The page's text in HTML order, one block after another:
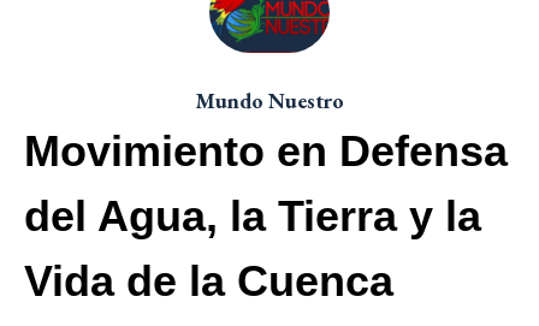
Mundo Nuestro
Movimiento en Defensa
del Agua, la Tierra y la
Vida de la Cuenca